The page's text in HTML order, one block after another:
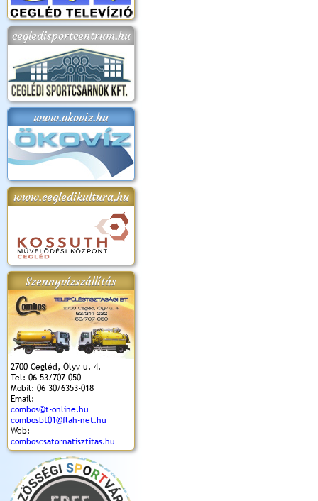
cegledisportcentrum.hu
www.okoviz.hu
www.cegledikultura.hu
Szennyvízszállítás
2700 Cegléd, Ölyv u. 4.
Tel: 06 53/707-050
Mobil: 06 30/6353-018
Email:
combos@t-online.hu
combosbt01@flah-net.hu
Web:
comboscsatornatisztitas.hu
2018.
Kossuth Toborzó
Ünnepély
Szent István Ünnepe
(2017. 08. 20.)